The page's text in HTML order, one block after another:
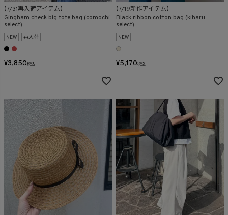
【7/31再入荷アイテム】
Gingham check big tote bag (comochi
select)
NEW 再入荷
¥3,850税込
【7/19新作アイテム】
Black ribbon cotton bag (kiharu
select)
NEW
¥5,170税込